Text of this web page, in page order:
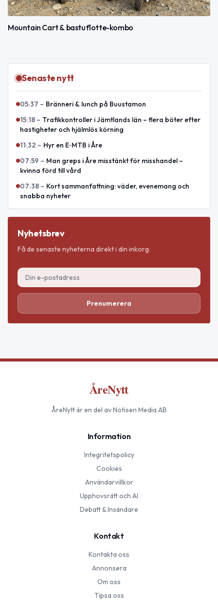
Mountain Cart & bastuflotte-kombo
Senaste nytt
05:37 – Bränneri & lunch på Buustamon
15:18 – Trafikkontroller i Jämtlands län – flera böter efter
hastigheter och hjälmlös körning
11:32 – Hyr en E‑MTB i Åre
07:59 – Man greps i Åre misstänkt för misshandel –
kvinna förd till vård
07:38 – Kort sammanfattning: väder, evenemang och
snabba nyheter
Nyhetsbrev
Få de senaste nyheterna direkt i din inkorg.
Prenumerera
ÅreNytt
ÅreNyttär en del av Notisen Media AB
Information
Integritetspolicy
Cookies
Användarvillkor
Upphovsrätt och AI
Debatt & Insändare
Kontakt
Kontakta oss
Annonsera
Om oss
Tipsa oss